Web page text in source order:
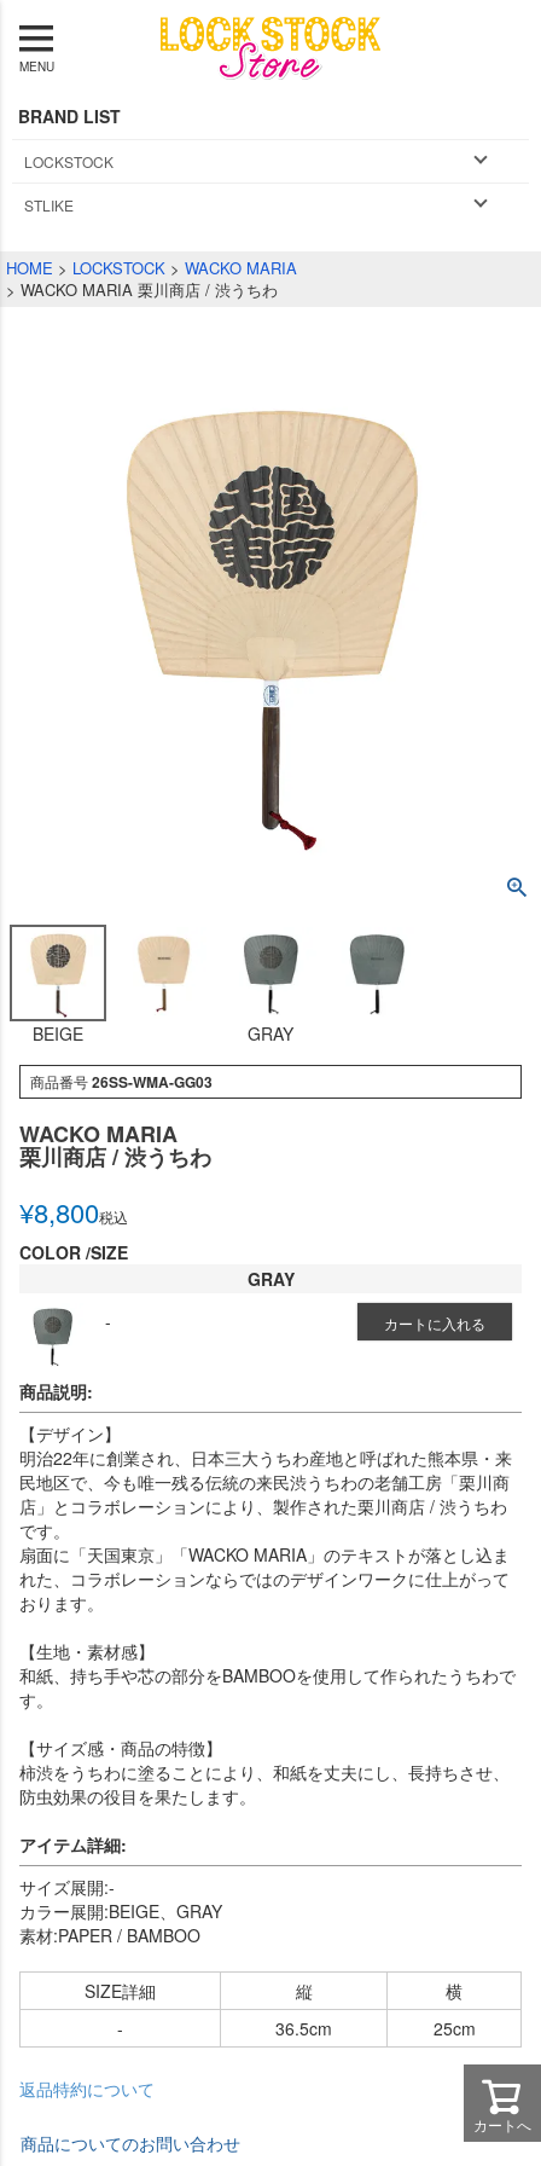
MENU
BRAND LIST
LOCKSTOCK
STLIKE
HOME LOCKSTOCK
WACKO MARIA
WACKO MARIA 栗川商店 / 渋うちわ
BEIGE GRAY
商品番号26SS-WMA-GG03
WACKO MARIA
栗川商店 / 渋うちわ
¥8,800税込
COLOR SIZE
GRAY
-
カートに入れる
商品説明:
【デザイン】
明治22年に創業され、日本三大うちわ産地と呼ばれた熊本県・来
民地区で、今も唯一残る伝統の来民渋うちわの老舗工房「栗川商
店」とコラボレーションにより、製作された栗川商店 / 渋うちわ
です。
扇面に「天国東京」「WACKO MARIA」のテキストが落とし込ま
れた、コラボレーションならではのデザインワークに仕上がって
おります。
【生地・素材感】
和紙、持ち手や芯の部分をBAMBOOを使用して作られたうちわで
す。
【サイズ感・商品の特徴】
柿渋をうちわに塗ることにより、和紙を丈夫にし、長持ちさせ、
防虫効果の役目を果たします。
アイテム詳細:
サイズ展開:-
カラー展開:BEIGE、GRAY
素材:PAPER / BAMBOO
SIZE詳細 縦
横
-
36.5cm 25cm
返品特約について
商品についてのお問い合わせ
カートへ